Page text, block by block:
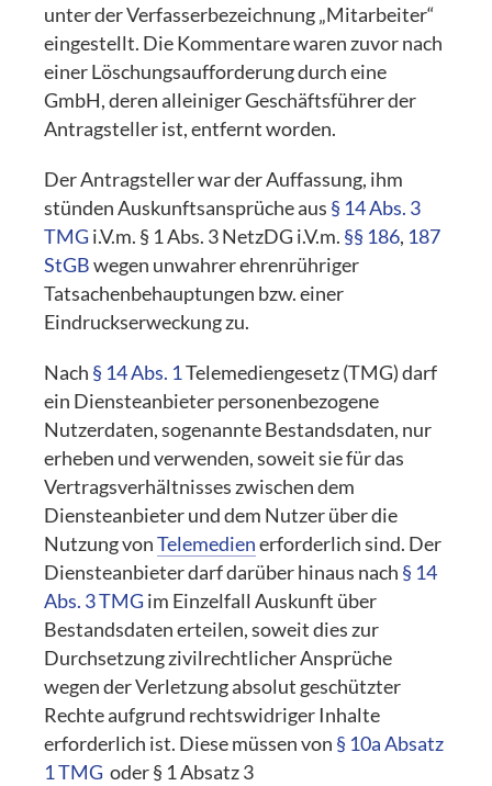
unter der Verfasserbezeichnung „Mitarbeiter“
eingestellt. Die Kommentare waren zuvor nach
einer Löschungsaufforderung durch eine
GmbH, deren alleiniger Geschäftsführer der
Antragsteller ist, entfernt worden.
Der Antragsteller war der Auffassung, ihm
stünden Auskunftsansprüche aus § 14 Abs. 3
TMG i.V.m. § 1 Abs. 3 NetzDG i.V.m. §§ 186, 187
StGBwegen unwahrer ehrenrühriger
Tatsachenbehauptungen bzw. einer
Eindruckserweckung zu.
Nach § 14 Abs. 1Telemediengesetz (TMG) darf
ein Diensteanbieter personenbezogene
Nutzerdaten, sogenannte Bestandsdaten, nur
erheben und verwenden, soweit sie für das
Vertragsverhältnisses zwischen dem
Diensteanbieter und dem Nutzer über die
Nutzung vonTelemedienerforderlich sind. Der
Diensteanbieter darf darüber hinaus nach § 14
Abs. 3 TMG im Einzelfall Auskunft über
Bestandsdaten erteilen, soweit dies zur
Durchsetzung zivilrechtlicher Ansprüche
wegen der Verletzung absolut geschützter
Rechte aufgrund rechtswidriger Inhalte
erforderlich ist. Diese müssen von § 10a Absatz
1 TMG oder § 1 Absatz 3